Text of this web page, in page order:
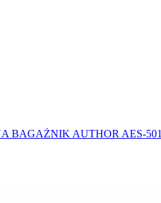
BAGAŻNIK AUTHOR AES-501